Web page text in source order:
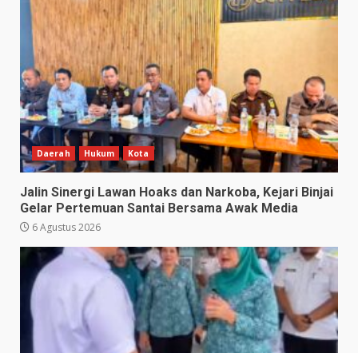
Daerah Hukum Kota
Jalin Sinergi Lawan Hoaks dan Narkoba, Kejari Binjai
Gelar Pertemuan Santai Bersama Awak Media
6 Agustus 2026